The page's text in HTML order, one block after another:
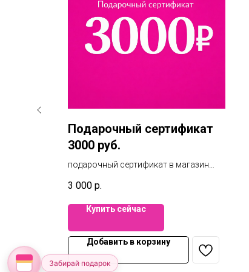
Подарочный сертификат
3000 руб.
подарочный сертификат в магазин
воспользоваться в 3х магазинах
Челябинска. Фиеста / Елки /
Маркштадт. А также при онлайн
покупке.
3 000 р.
Купить сейчас
Добавить в корзину
Забирай подарок